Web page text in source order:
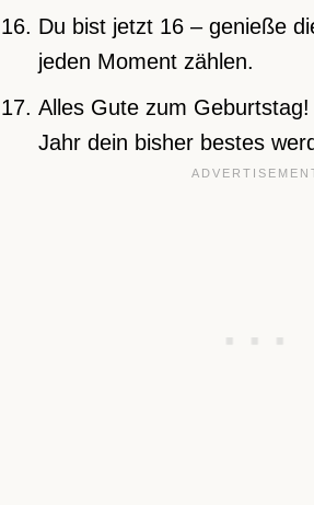
Du bist jetzt 16 – genieße
jeden Moment zählen.
Alles Gute zum
Jahr dein bisher bestes